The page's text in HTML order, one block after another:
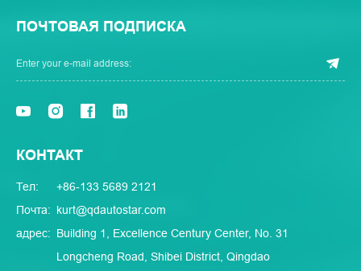
ПОЧТОВАЯ ПОДПИСКА
КОНТАКТ
Тел:
+86-133 5689 2121
Почта: kurt@qdautostar.com
адрес: Building 1, Excellence Century Center, No. 31
Longcheng Road, Shibei District, Qingdao